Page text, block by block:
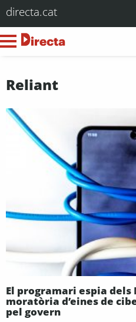
directa.cat
Reliant
El programari espia dels
moratòria d’eines de
pel govern